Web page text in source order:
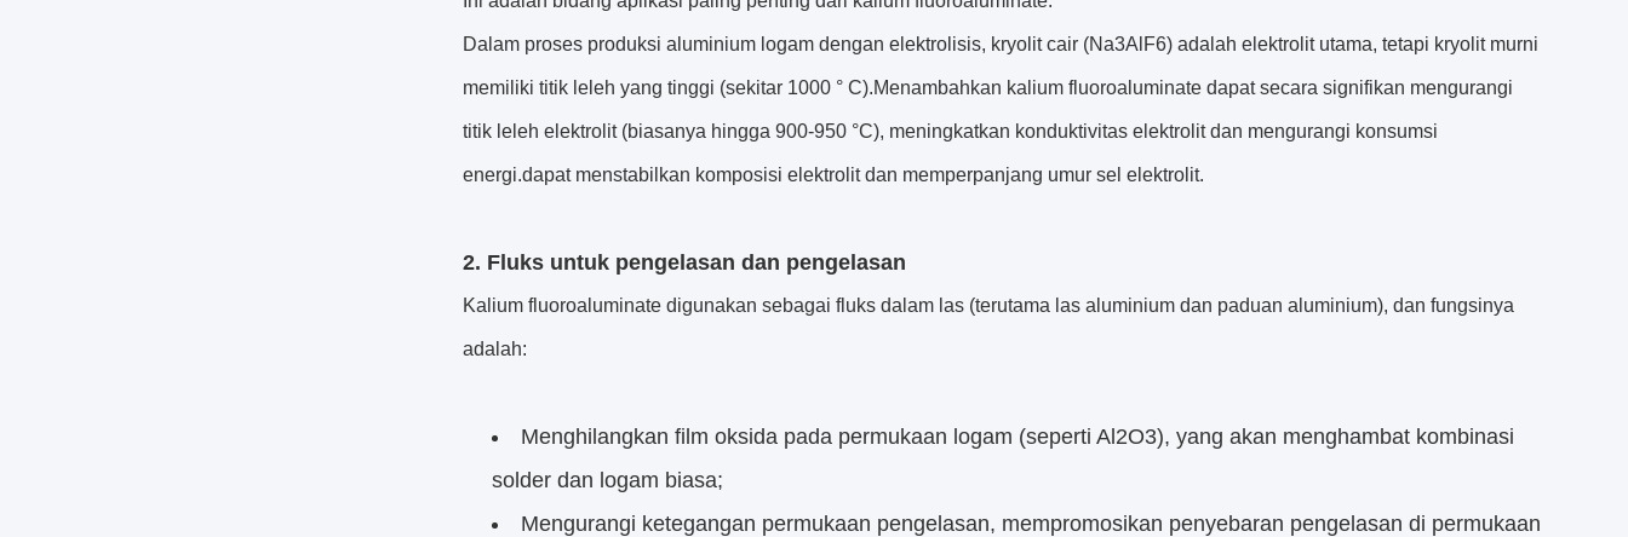
Dalam proses produksi aluminium logam dengan elektrolisis, kryolit cair (Na3AlF6) adalah elektrolit utama, tetapi kryolit murni
memiliki titik leleh yang tinggi (sekitar 1000 ° C).Menambahkan kalium fluoroaluminate dapat secara signifikan mengurangi
titik leleh elektrolit (biasanya hingga 900-950 °C), meningkatkan konduktivitas elektrolit dan mengurangi konsumsi
energi.dapat menstabilkan komposisi elektrolit dan memperpanjang umur sel elektrolit.
2. Fluks untuk pengelasan dan pengelasan
Kalium fluoroaluminate digunakan sebagai fluks dalam las (terutama las aluminium dan paduan aluminium), dan fungsinya
adalah:
Menghilangkan film oksida pada permukaan logam (seperti Al2O3), yang akan menghambat kombinasi
solder dan logam biasa;
Mengurangi ketegangan permukaan pengelasan, mempromosikan penyebaran pengelasan di permukaan